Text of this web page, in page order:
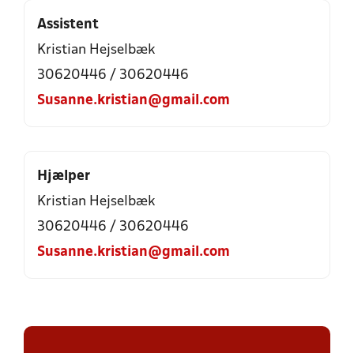
Assistent
Kristian Hejselbæk
30620446 / 30620446
Susanne.kristian@gmail.com
Hjælper
Kristian Hejselbæk
30620446 / 30620446
Susanne.kristian@gmail.com